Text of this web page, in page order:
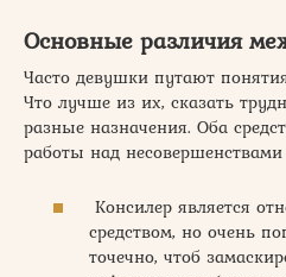
Основные различия
Часто девушки путают
Что лучше из их, сказать
разные назначения. Оба
работы над
Консилер является
средством, но очень
точечно, чтоб